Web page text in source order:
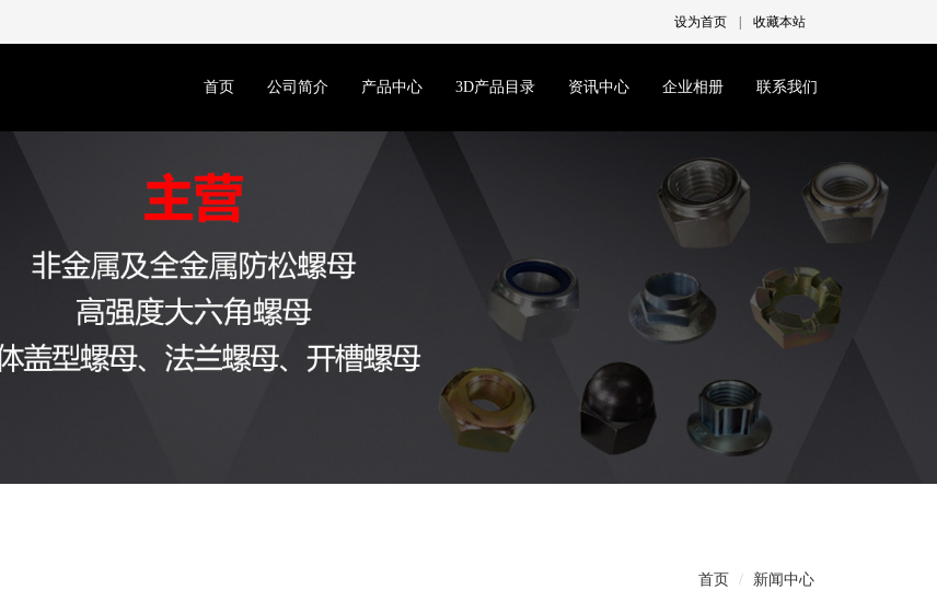
设为首页 收藏本站
首页 公司简介 产品中心 3D产品目录 资讯中心 企业相册 联系我们
首页 新闻中心